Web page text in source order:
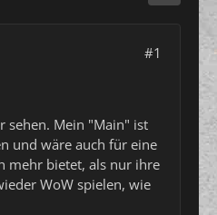
#1
sehen. Mein "Main" ist
und wäre auch für eine
mehr bietet, als nur ihre
WoW spielen, wie